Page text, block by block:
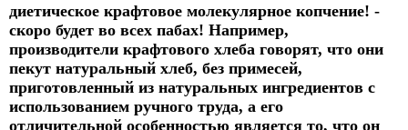
диетическое крафтовое молекулярное копчение! -
скоро будет во всех пабах! Например,
производители крафтового хлеба говорят, что они
пекут натуральный хлеб, без примесей,
приготовленный из натуральных ингредиентов с
использованием ручного труда, а его
отличительной особенностью является то, что он